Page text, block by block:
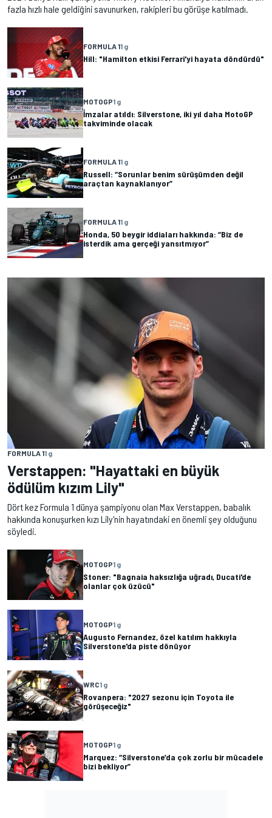
fazla hızlı hale geldiğini savunurken, rakipleri bu görüşe katılmadı.
FORMULA 11 g
Hill: "Hamilton etkisi Ferrari'yi hayata döndürdü"
MOTOGP1 g
İmzalar atıldı: Silverstone, iki yıl daha MotoGP
takviminde olacak
FORMULA 11 g
Russell: “Sorunlar benim sürüşümden değil
araçtan kaynaklanıyor”
FORMULA 11 g
Honda, 50 beygir iddiaları hakkında: “Biz de
isterdik ama gerçeği yansıtmıyor”
FORMULA 11 g
Verstappen: "Hayattaki en büyük
ödülüm kızım Lily"
Dört kez Formula 1 dünya şampiyonu olan Max Verstappen, babalık
hakkında konuşurken kızı Lily'nin hayatındaki en önemli şey olduğunu
söyledi.
MOTOGP1 g
Stoner: "Bagnaia haksızlığa uğradı, Ducati'de
olanlar çok üzücü"
MOTOGP1 g
Augusto Fernandez, özel katılım hakkıyla
Silverstone'da piste dönüyor
WRC1 g
Rovanpera: "2027 sezonu için Toyota ile
görüşeceğiz"
MOTOGP1 g
Marquez: “Silverstone’da çok zorlu bir mücadele
bizi bekliyor”